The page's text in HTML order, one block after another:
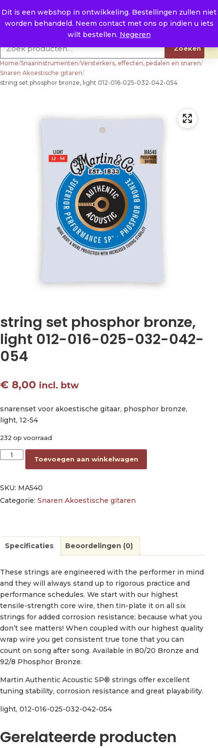
Dit is een webshop in ontwikkeling. Bestellingen zullen niet
worden behandeld. Neem contact met ons op indien u iets
wilt bestellen. Negeren
E. info@raysland.nl
Productcategorieën
Zoeken
Home/Snaarinstrumenten/Versterkers, effecten, pedalen en snaren/
Snaren Akoestische gitaren/
string set phosphor bronze, light 012-016-025-032-042-054
string set phosphor bronze,
light 012-016-025-032-042-
054
€ 8,00 incl. btw
snarenset voor akoestische gitaar, phosphor bronze,
light, 12-54
232 op voorraad
string set phosphor bronze, light 012-016-025-032-042-054
Toevoegen aan winkelwagen
SKU: MA540
Categorie: Snaren Akoestische gitaren
Specificaties Beoordelingen (0)
These strings are engineered with the performer in mind
and they will always stand up to rigorous practice and
performance schedules. We start with our highest
tensile-strength core wire, then tin-plate it on all six
strings for added corrosion resistance; because what you
don’t see matters! When coupled with our highest quality
wrap wire you get consistent true tone that you can
count on song after song. Available in 80/20 Bronze and
92/8 Phosphor Bronze.
Martin Authentic Acoustic SP® strings offer excellent
tuning stability, corrosion resistance and great playability.
light, 012-016-025-032-042-054
Gerelateerde producten